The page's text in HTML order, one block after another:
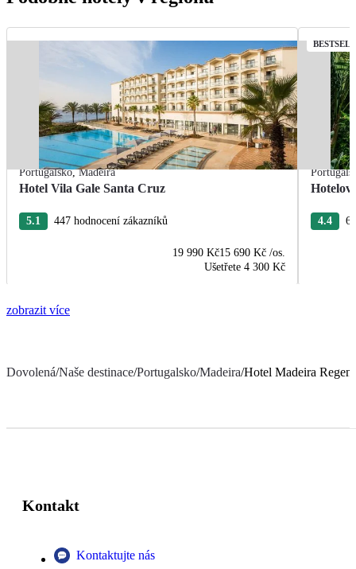
Portugalsko,Madeira
Hotel Vila Gale Santa Cruz
5.1 447 hodnocení zákazníků
19 990 Kč15 690 Kč /os.
Ušetřete 4 300 Kč
4.4
zobrazit více
Dovolená/Naše destinace/Portugalsko/Madeira/Hotel Madeira
Kontakt
Kontaktujte nás